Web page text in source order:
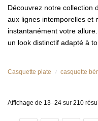
Découvrez notre collection
aux lignes intemporelles et
instantanément votre
un look distinctif adapté à
Casquette plate / casquette
Affichage de 13–24 sur 210